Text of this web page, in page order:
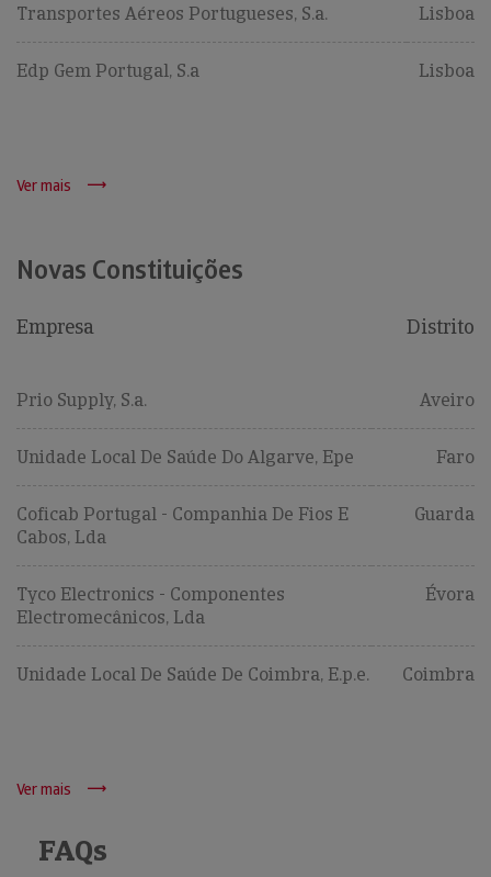
Transportes Aéreos Portugueses, S.a. Lisboa
Edp Gem Portugal, S.a Lisboa
Ver mais
Novas Constituições
Empresa Distrito
Prio Supply, S.a. Aveiro
Unidade Local De Saúde Do Algarve, Epe Faro
Coficab Portugal - Companhia De Fios E
Cabos, Lda
Guarda
Tyco Electronics - Componentes
Electromecânicos, Lda
Évora
Unidade Local De Saúde De Coimbra, E.p.e. Coimbra
Ver mais
FAQs